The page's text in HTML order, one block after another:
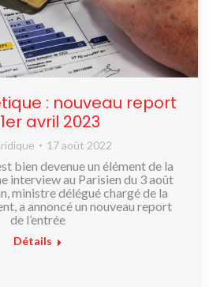
: nouveau report
avril 2023
17 août 2022
bien devenue un élément de la
interview au Parisien du 3 août
ministre délégué chargé de la
a annoncé un nouveau report
de l’entrée
Détails